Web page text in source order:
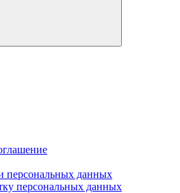
персональных данных
персональных данных